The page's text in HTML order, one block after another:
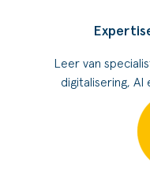
Leer van
digitalisering,